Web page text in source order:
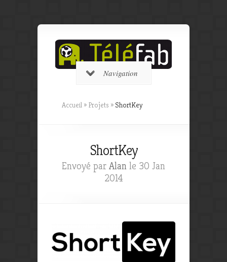
Navigation
Accueil » Projets » ShortKey
ShortKey
Envoyé par Alan le 30 Jan
2014